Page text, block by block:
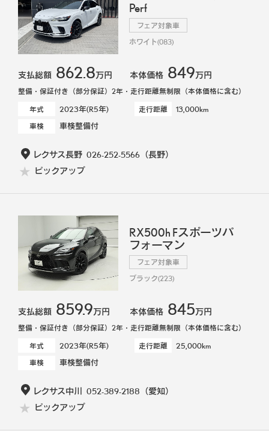
Perf
フェア対象車
ホワイト(083)
支払総額 862.8万円 本体価格 849万円
整備・保証付き（部分保証）2年・走行距離無制限（本体価格に含む）
年式
2023年(R5年) 走行距離 13,000km
車検 車検整備付
レクサス長野 026-252-5566（長野）
ピックアップ
RX500h Fスポーツパ
フォーマン
フェア対象車
ブラック(223)
支払総額 859.9万円 本体価格 845万円
整備・保証付き（部分保証）2年・走行距離無制限（本体価格に含む）
年式
2023年(R5年) 走行距離 25,000km
車検 車検整備付
レクサス中川 052-389-2188 （愛知）
ピックアップ